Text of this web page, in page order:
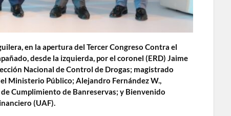
en la apertura del Tercer Congreso Contra el
desde la izquierda, por el coronel (ERD) Jaime
Nacional de Control de Drogas; magistrado
Ministerio Público; Alejandro Fernández W.,
Cumplimiento de Banreservas; y Bienvenido
(UAF).